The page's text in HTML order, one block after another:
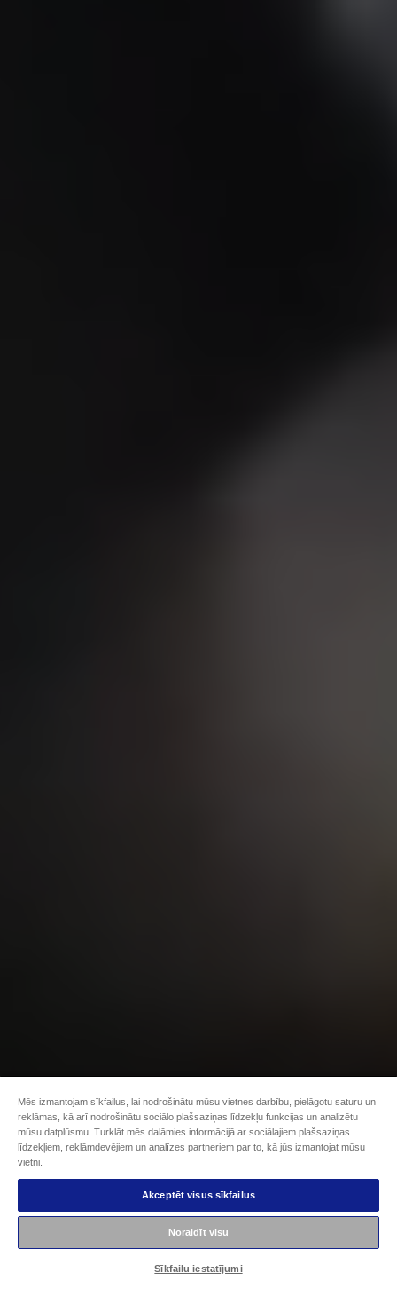
Mēs izmantojam sīkfailus, lai nodrošinātu mūsu vietnes darbību, pielāgotu saturu un
reklāmas, kā arī nodrošinātu sociālo plašsaziņas līdzekļu funkcijas un analizētu
mūsu datplūsmu. Turklāt mēs dalāmies informācijā ar sociālajiem plašsaziņas
līdzekļiem, reklāmdevējiem un analīzes partneriem par to, kā jūs izmantojat mūsu
vietni.
Akceptēt visus sīkfailus
Noraidīt visu
Sīkfailu iestatījumi